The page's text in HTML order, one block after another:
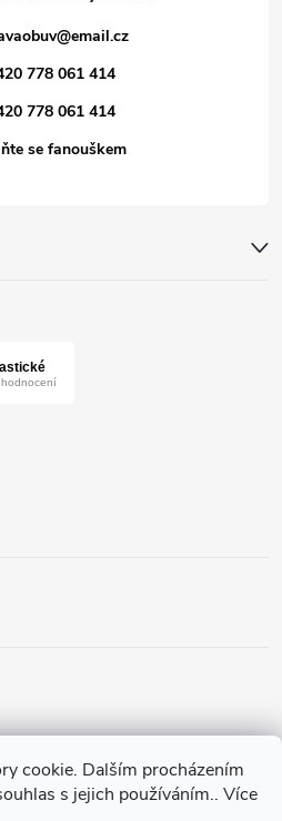
cookie. Dalším procházením
s jejich používáním.. Více
@email.cz
778 061 414
778 061 414
se fanouškem
C. . Všechna práva vyhrazena.
Upravit
cookies